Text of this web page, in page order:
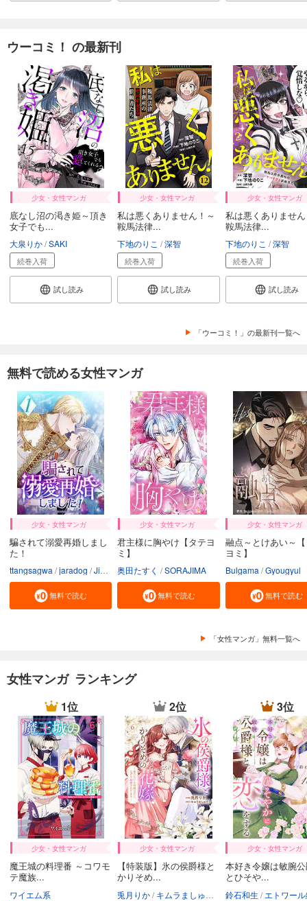
ウーコミ！ の最新刊
少女・女性マンガ
底なし沼の渇き姫～頂き
女子でも...
大泉りか SAKI
続巻入荷
試し読み
少女・女性マンガ
私は悪くありません！～
鞍馬法律...
下地のりこ 深智
続巻入荷
試し読み
少女・女性マンガ
私は悪くありませ
鞍馬法律...
下地のりこ 深智
続巻入荷
試し読み
「ウーコミ！」の最新刊一覧へ
無料で読める女性マンガ
少女・女性マンガ
騙されて溺愛再婚しまし
た！
ttangsagwa jaradog Jimmy sin
無料で読む
少女・女性マンガ
君主様に胸やけ【タテヨ
ミ】
奥田たすく SORAJIMA
無料で読む
少女・女性マンガ
融点～とけあい～
ヨミ】
Bulgama Gyougyul
無料で読む
「女性マンガ」無料一覧へ
女性マンガ ランキング
1位
少女・女性マンガ
魔王城の料理番 ～コワモ
テ魔族...
ワイエム系
2位
少女・女性マンガ
【特装版】氷の侯爵様と
かりそめ...
兎月りか キムラましゅろう エトワール編集部
3位
少女・女性マンガ
本好き令嬢は敏腕
とひそや...
鈴石和生 エトワール編